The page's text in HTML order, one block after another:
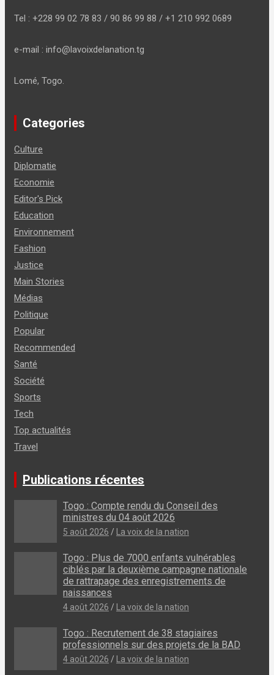
Tel : +228 99 02 78 83 / 90 86 99 88 / +1 210 992 0689
e-mail : info@lavoixdelanation.tg
Lomé, Togo.
Categories
Culture
Diplomatie
Economie
Editor's Pick
Education
Environnement
Fashion
Justice
Main Stories
Médias
Politique
Popular
Recommended
Santé
Société
Sports
Tech
Top actualités
Travel
Publications récentes
Togo : Compte rendu du Conseil des
ministres du 04 août 2026
5 août 2026 La voix de la nation
Togo : Plus de 7000 enfants vulnérables
ciblés par la deuxième campagne nationale
de rattrapage des enregistrements de
naissances
4 août 2026 La voix de la nation
Togo : Recrutement de 38 stagiaires
professionnels sur des projets de la BAD
4 août 2026 La voix de la nation